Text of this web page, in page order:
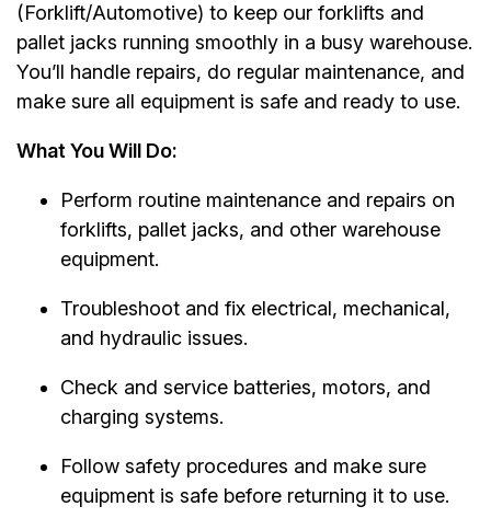
(Forklift/Automotive) to keep our forklifts and
pallet jacks running smoothly in a busy warehouse.
You’ll handle repairs, do regular maintenance, and
make sure all equipment is safe and ready to use.
What You Will Do:
Perform routine maintenance and repairs on
forklifts, pallet jacks, and other warehouse
equipment.
Troubleshoot and fix electrical, mechanical,
and hydraulic issues.
Check and service batteries, motors, and
charging systems.
Follow safety procedures and make sure
equipment is safe before returning it to use.